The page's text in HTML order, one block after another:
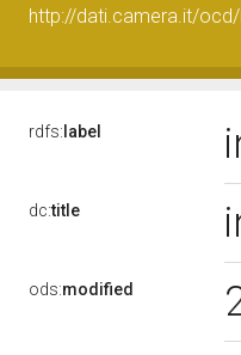
http://dati.camera.it/
rdfs: label
dc:title
ods:modified